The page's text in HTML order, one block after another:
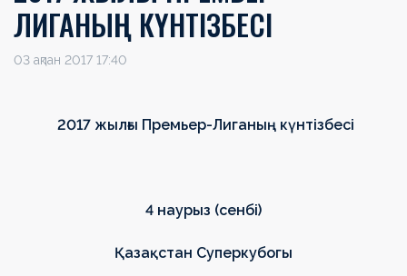
ЛИГАНЫҢ КҮНТІЗБЕСІ
03 ақпан 2017 17:40
2017 жылғы Премьер-Лиганың күнтізбесі
4 наурыз (сенбі)
Қазақстан Суперкубогы